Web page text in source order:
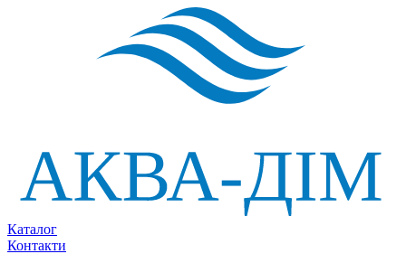
Каталог
Контакти